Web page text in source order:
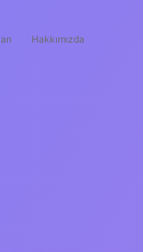
Hakkımızda